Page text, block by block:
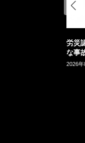
労災
な事
2026年